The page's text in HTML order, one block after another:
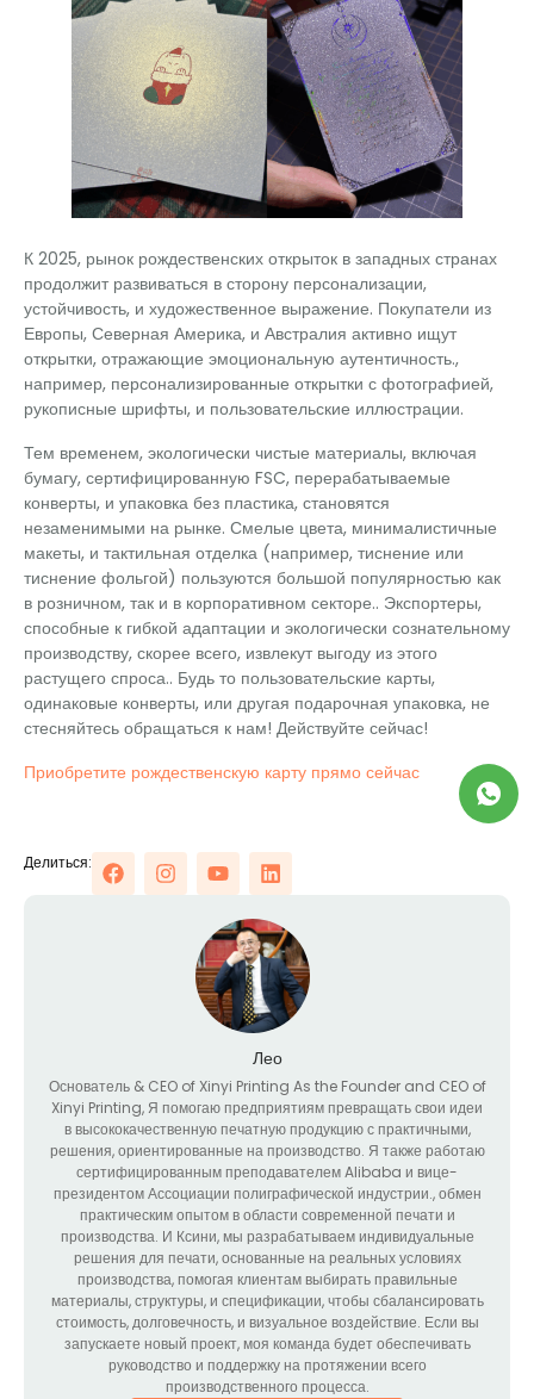
К 2025, рынок рождественских открыток в западных странах
продолжит развиваться в сторону персонализации,
устойчивость, и художественное выражение. Покупатели из
Европы, Северная Америка, и Австралия активно ищут
открытки, отражающие эмоциональную аутентичность.,
например, персонализированные открытки с фотографией,
рукописные шрифты, и пользовательские иллюстрации.
Тем временем, экологически чистые материалы, включая
бумагу, сертифицированную FSC, перерабатываемые
конверты, и упаковка без пластика, становятся
незаменимыми на рынке. Смелые цвета, минималистичные
макеты, и тактильная отделка (например, тиснение или
тиснение фольгой) пользуются большой популярностью как
в розничном, так и в корпоративном секторе.. Экспортеры,
способные к гибкой адаптации и экологически сознательному
производству, скорее всего, извлекут выгоду из этого
растущего спроса.. Будь то пользовательские карты,
одинаковые конверты, или другая подарочная упаковка, не
стесняйтесь обращаться к нам! Действуйте сейчас!
Приобретите рождественскую карту прямо сейчас
Делиться:
Лео
Основатель & CEO of Xinyi Printing As the Founder and CEO of
Xinyi Printing, Я помогаю предприятиям превращать свои идеи
в высококачественную печатную продукцию с практичными,
решения, ориентированные на производство. Я также работаю
сертифицированным преподавателем Alibaba и вице-
президентом Ассоциации полиграфической индустрии., обмен
практическим опытом в области современной печати и
производства. И Ксини, мы разрабатываем индивидуальные
решения для печати, основанные на реальных условиях
производства, помогая клиентам выбирать правильные
материалы, структуры, и спецификации, чтобы сбалансировать
стоимость, долговечность, и визуальное воздействие. Если вы
запускаете новый проект, моя команда будет обеспечивать
руководство и поддержку на протяжении всего
производственного процесса.